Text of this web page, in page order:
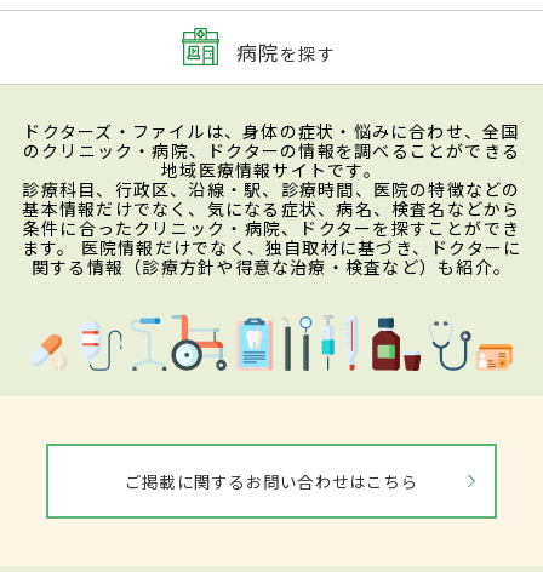
病院を探す
ドクターズ・ファイルは、身体の症状・悩みに合わせ、全国
のクリニック・病院、ドクターの情報を調べることができる
地域医療情報サイトです。
診療科目、行政区、沿線・駅、診療時間、医院の特徴などの
基本情報だけでなく、気になる症状、病名、検査名などから
条件に合ったクリニック・病院、ドクターを探すことができ
ます。 医院情報だけでなく、独自取材に基づき、ドクターに
関する情報（診療方針や得意な治療・検査など）も紹介。
ご掲載に関するお問い合わせはこちら